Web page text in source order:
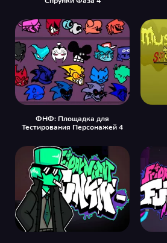
ФНФ: Площадка для
Тестирования Персонажей 4